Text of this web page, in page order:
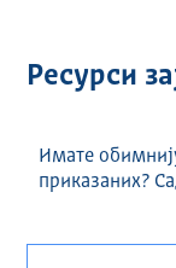
Ресурси
Имате
приказаних?